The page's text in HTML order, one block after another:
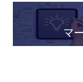
マ